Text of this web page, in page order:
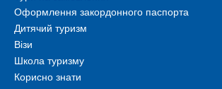
Оформлення закордонного паспорта
Дитячий туризм
Візи
Школа туризму
Корисно знати